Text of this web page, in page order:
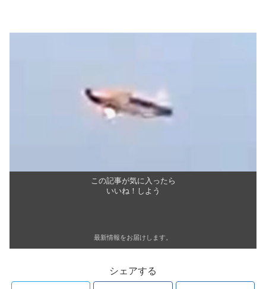
この記事が気に入ったら
いいね！しよう
最新情報をお届けします。
シェアする